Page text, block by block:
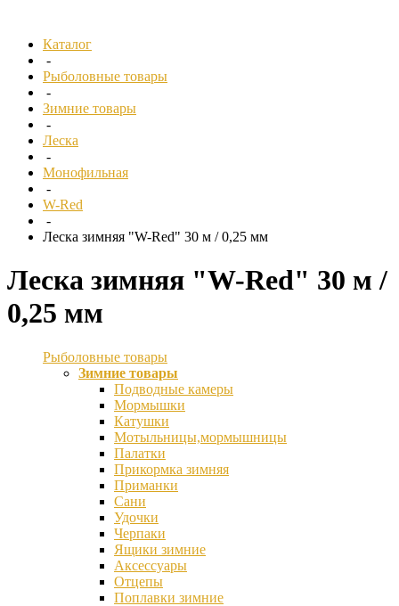
Каталог
-
Рыболовные товары
-
Зимние товары
-
Леска
-
Монофильная
-
W-Red
-
Леска зимняя "W-Red" 30 м / 0,25 мм
Леска зимняя "W-Red" 30 м /
0,25 мм
Рыболовные товары
Зимние товары
Подводные камеры
Мормышки
Катушки
Мотыльницы,мормышницы
Палатки
Прикормка зимняя
Приманки
Сани
Удочки
Черпаки
Ящики зимние
Аксессуары
Отцепы
Поплавки зимние